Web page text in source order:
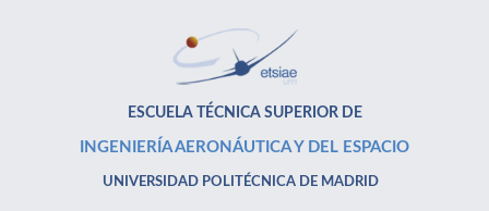
ESCUELA TÉCNICA SUPERIOR DE
INGENIERÍA AERONÁUTICA Y DEL ESPACIO
UNIVERSIDAD POLITÉCNICA DE MADRID